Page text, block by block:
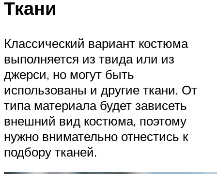
Ткани
Классический вариант костюма
выполняется из твида или из
джерси, но могут быть
использованы и другие ткани. От
типа материала будет зависеть
внешний вид костюма, поэтому
нужно внимательно отнестись к
подбору тканей.